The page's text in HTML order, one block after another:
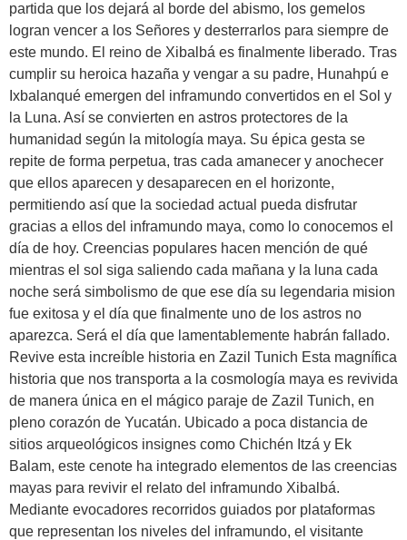
partida que los dejará al borde del abismo, los gemelos
logran vencer a los Señores y desterrarlos para siempre de
este mundo. El reino de Xibalbá es finalmente liberado. Tras
cumplir su heroica hazaña y vengar a su padre, Hunahpú e
Ixbalanqué emergen del inframundo convertidos en el Sol y
la Luna. Así se convierten en astros protectores de la
humanidad según la mitología maya. Su épica gesta se
repite de forma perpetua, tras cada amanecer y anochecer
que ellos aparecen y desaparecen en el horizonte,
permitiendo así que la sociedad actual pueda disfrutar
gracias a ellos del inframundo maya, como lo conocemos el
día de hoy. Creencias populares hacen mención de qué
mientras el sol siga saliendo cada mañana y la luna cada
noche será simbolismo de que ese día su legendaria mision
fue exitosa y el día que finalmente uno de los astros no
aparezca. Será el día que lamentablemente habrán fallado.
Revive esta increíble historia en Zazil Tunich Esta magnífica
historia que nos transporta a la cosmología maya es revivida
de manera única en el mágico paraje de Zazil Tunich, en
pleno corazón de Yucatán. Ubicado a poca distancia de
sitios arqueológicos insignes como Chichén Itzá y Ek
Balam, este cenote ha integrado elementos de las creencias
mayas para revivir el relato del inframundo Xibalbá.
Mediante evocadores recorridos guiados por plataformas
que representan los niveles del inframundo, el visitante